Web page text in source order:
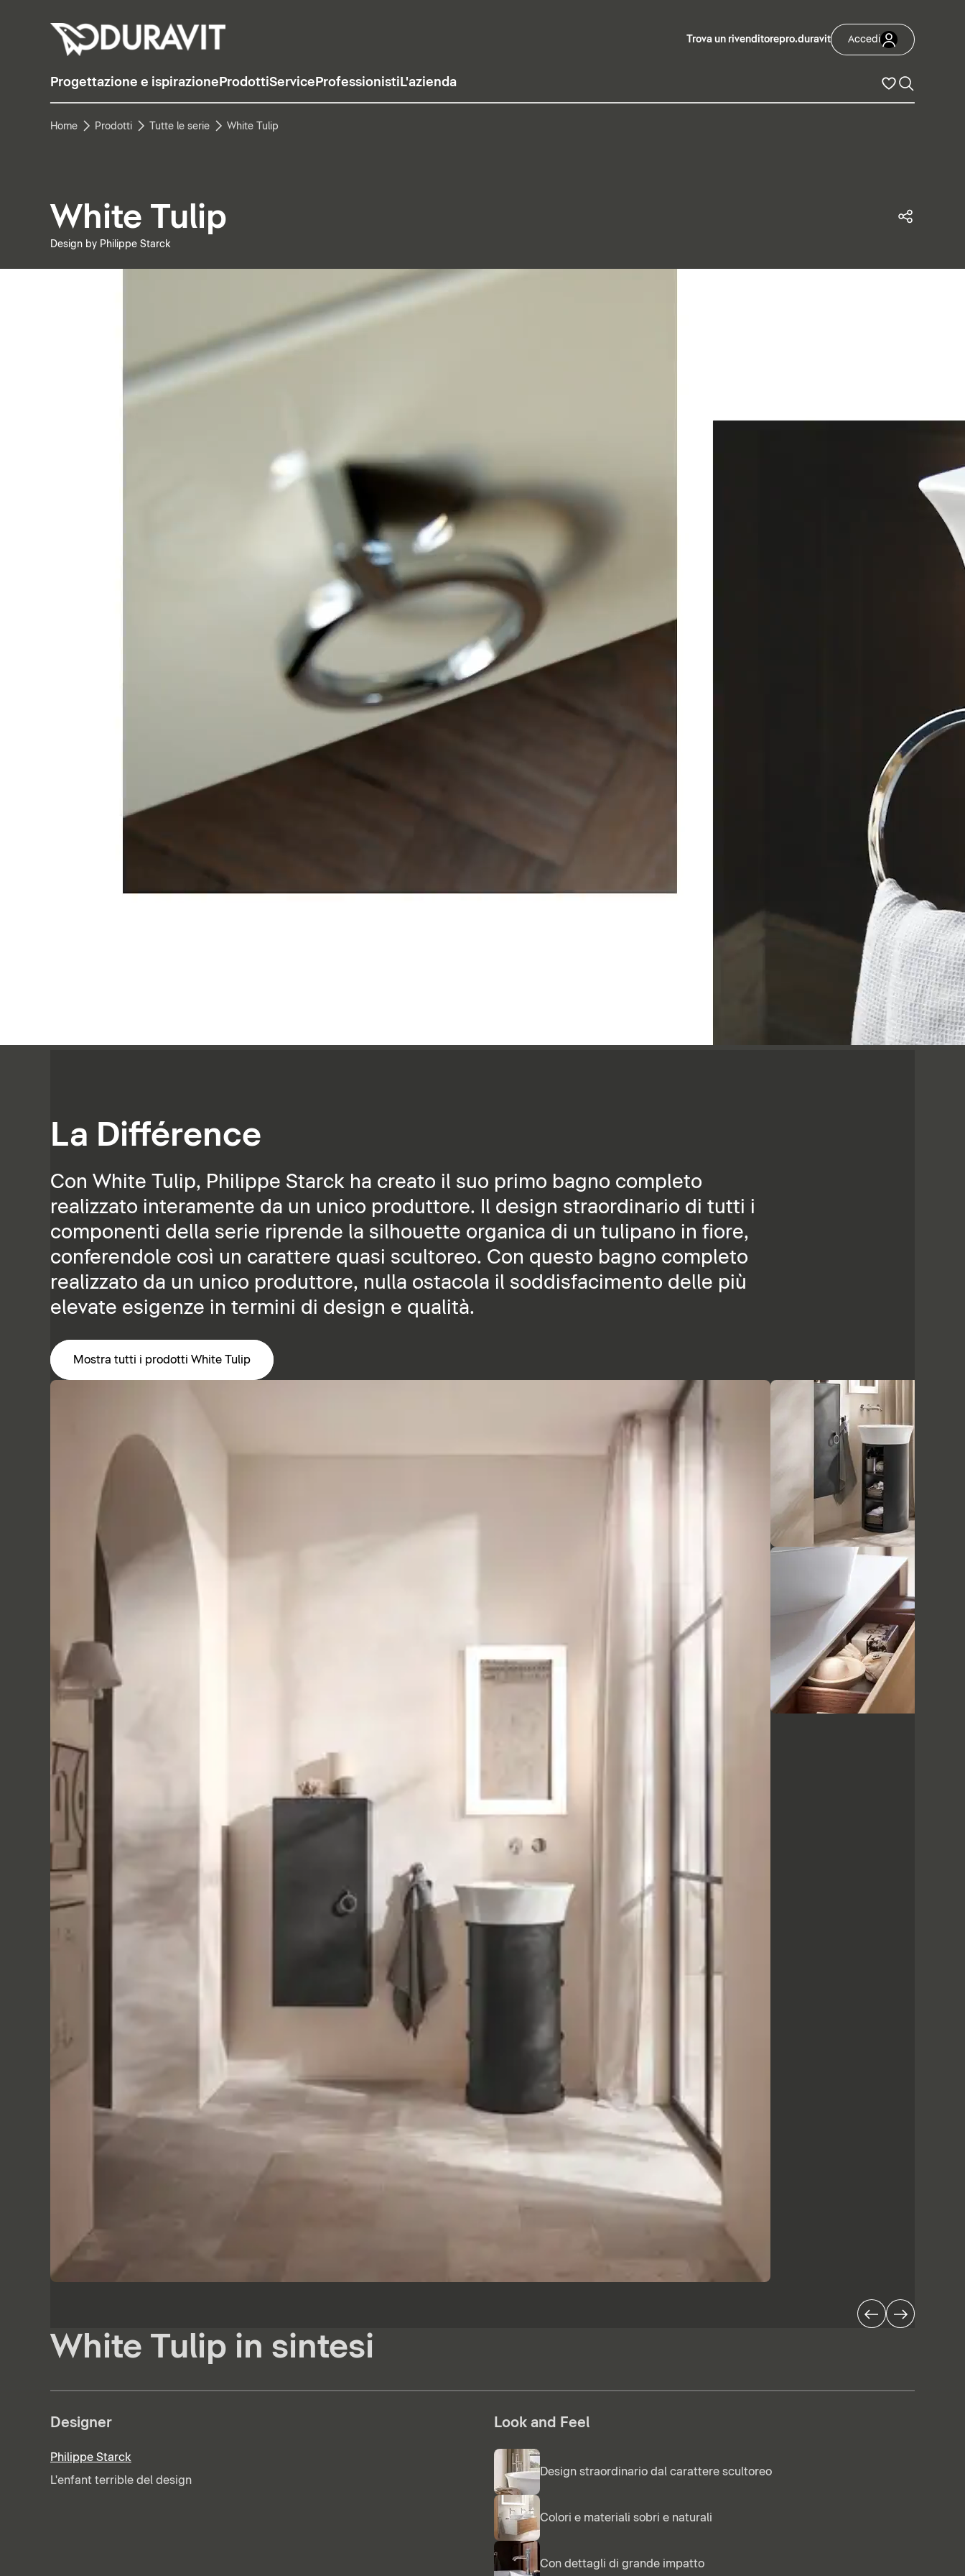
Trova un rivenditorepro.duravit Accedi
Progettazione e ispirazione ProdottiService Professionisti L'azienda
Home Prodotti Tutte le serie White Tulip
White Tulip
Design by Philippe Starck
La Différence
Con White Tulip, Philippe Starck ha creato il suo primo bagno completo
realizzato interamente da un unico produttore. Il design straordinario di tutti i
componenti della serie riprende la silhouette organica di un tulipano in fiore,
conferendole così un carattere quasi scultoreo. Con questo bagno completo
realizzato da un unico produttore, nulla ostacola il soddisfacimento delle più
elevate esigenze in termini di design e qualità.
Mostra tutti i prodotti White Tulip
White Tulip in sintesi
Designer
Philippe Starck
L'enfant terrible del design
Look and Feel
Design straordinario dal carattere scultoreo
Colori e materiali sobri e naturali
Con dettagli di grande impatto